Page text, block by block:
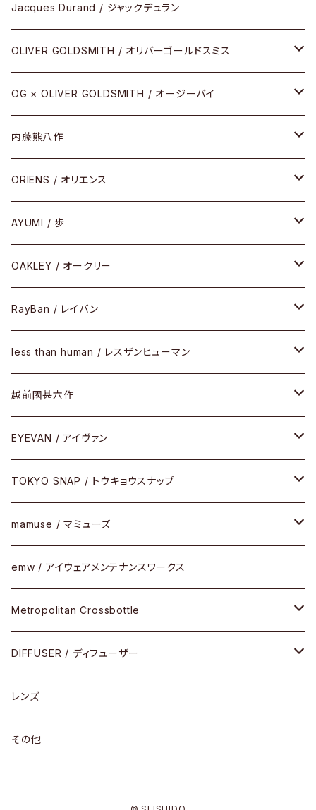
アパレル
その他
SHINBARI（CRAFTSMAN EDITION）
URUSHI（CRAFTSMAN EDITION）
REVIVAL EDITION
HEAVY EDITION
COMBI （コンビシリーズ）
PREMIUM（プレミアムシリーズ）
PLASTIC（プラスティックシリーズ）
SIRMONT（サーモントシリーズ）
SUNSHIFT
ケア用品
リサーチシリーズ
サブリメイションシリーズ
Jacques Durand / ジャックデュラン
OLIVER GOLDSMITH / オリバーゴールドスミス
メタル
セル
コンビ
OG × OLIVER GOLDSMITH / オージーバイ
メタル
セル
コンビ
内藤熊八作
セル
メタル
コンビ
ORIENS / オリエンス
セルフレーム
メタルフレーム
その他
AYUMI / 歩
セルフレーム
OAKLEY / オークリー
メガネフレーム
サングラス
Frogskins(フロッグスキン )
Latch(ラッチ)
その他
修理
小物
RayBan / レイバン
メガネフレーム
サングラス
その他
less than human / レスザンヒューマン
メガネフレーム
サングラス
その他
越前國甚六作
セルフレーム
メタルフレーム
コンビフレーム
EYEVAN / アイヴァン
メガネ
サングラス
その他
TOKYO SNAP / トウキョウスナップ
セルフレーム
メタルフレーム
コンビネーション
mamuse / マミューズ
セル
メタル
コンビ
emw / アイウェアメンテナンスワークス
Metropolitan Crossbottle
30cm×30cm
18cm×13cm
DIFFUSER / ディフューザー
グラスコード
メガネケース
レンズ
その他